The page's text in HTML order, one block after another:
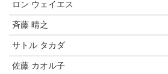
ロン ウェイエス
斉藤 晴之
サトル タカダ
佐藤 カオル子